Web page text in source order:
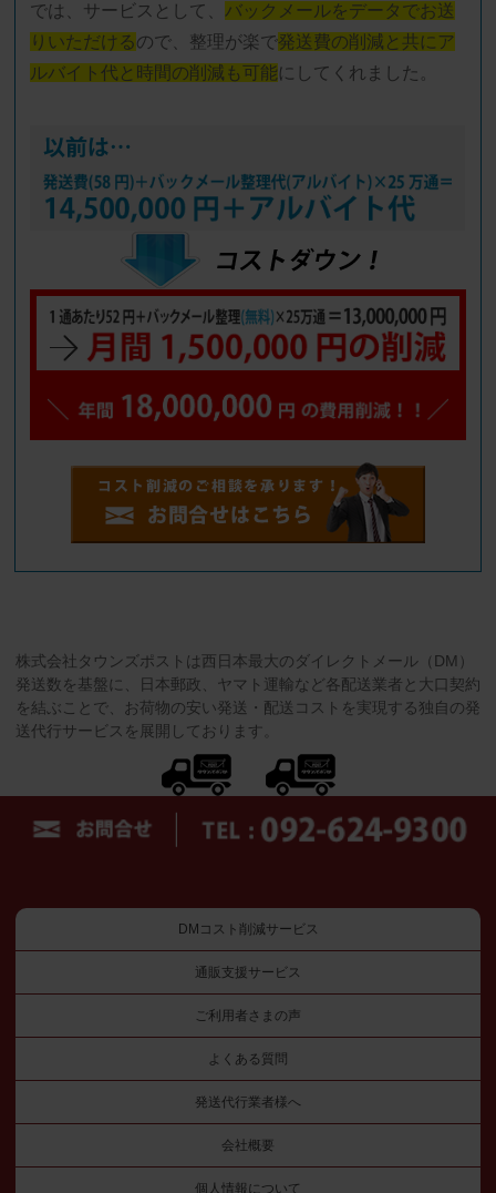
では、サービスとして、 バックメールをデータでお送
りいただけるので、整理が楽で発送費の削減と共にア
ルバイト代と時間の削減も可能にしてくれました。
株式会社タウンズポストは西日本最大のダイレクトメール（DM）
発送数を基盤に、日本郵政、ヤマト運輸など各配送業者と大口契約
を結ぶことで、お荷物の安い発送・配送コストを実現する独自の発
送代行サービスを展開しております。
DMコスト削減サービス
通販支援サービス
ご利用者さまの声
よくある質問
発送代行業者様へ
会社概要
個人情報について